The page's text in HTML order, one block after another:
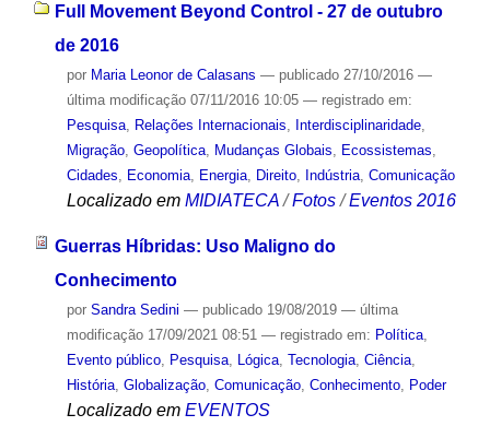
Full Movement Beyond Control - 27 de outubro
de 2016
por Maria Leonor de Calasans — publicado27/10/2016 —
última modificação07/11/2016 10:05 — registrado em:
Pesquisa, Relações Internacionais Interdisciplinaridade,
Migração, Geopolítica, Mudanças Globais Ecossistemas
Cidades
Economia, Energia, Direito, Indústria, Comunicação
Localizado em MIDIATECA /Fotos /Eventos 2016
Guerras Híbridas: Uso Maligno do
Conhecimento
por Sandra Sedini — publicado19/08/2019 — última
modificação17/09/2021 08:51 — registrado em: Política,
Evento público, Pesquisa, Lógica, Tecnologia, Ciência,
História, Globalização, Comunicação, Conhecimento, Poder
Localizado em EVENTOS